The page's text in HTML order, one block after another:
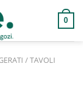
0
/ TAVOLI